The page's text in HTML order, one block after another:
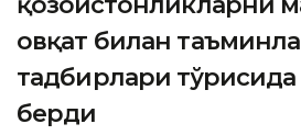
овқат билан
тадбирлари
берди